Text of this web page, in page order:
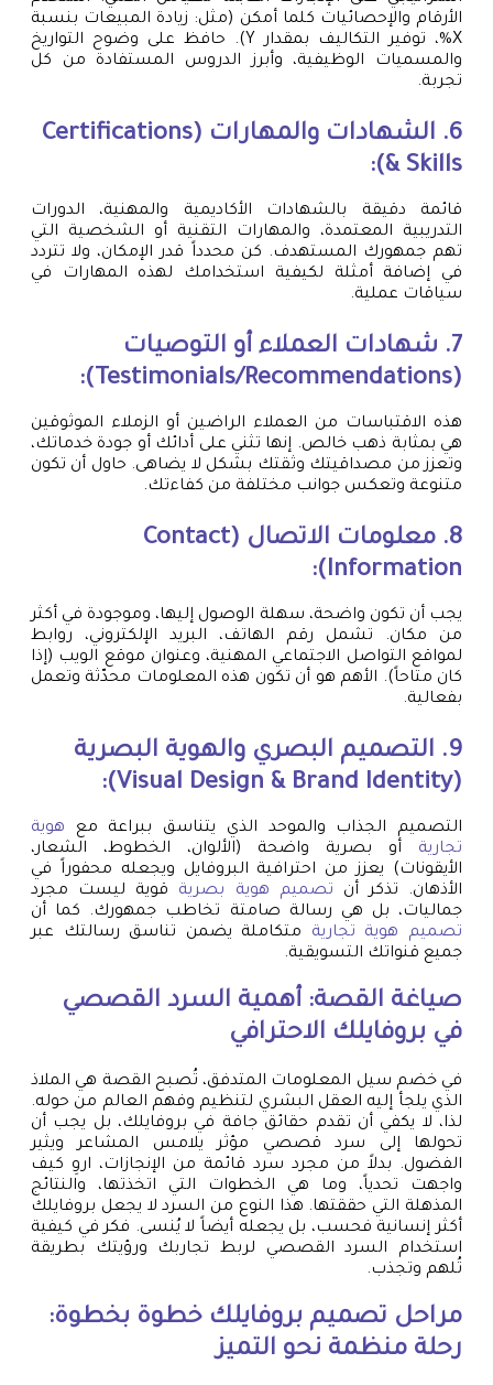
الأرقام والإحصائيات كلما أمكن (مثل: زيادة المبيعات بنسبة
X%، توفير التكاليف بمقدار Y). حافظ على وضوح التواريخ
والمسميات الوظيفية، وأبرز الدروس المستفادة من كل
تجربة.
6. الشهادات والمهارات (Certifications
& Skills):
قائمة دقيقة بالشهادات الأكاديمية والمهنية، الدورات
التدريبية المعتمدة، والمهارات التقنية أو الشخصية التي
تهم جمهورك المستهدف. كن محدداً قدر الإمكان، ولا تتردد
في إضافة أمثلة لكيفية استخدامك لهذه المهارات في
سياقات عملية.
7. شهادات العملاء أو التوصيات
(Testimonials/Recommendations):
هذه الاقتباسات من العملاء الراضين أو الزملاء الموثوقين
هي بمثابة ذهب خالص. إنها تثني على أدائك أو جودة خدماتك،
وتعزز من مصداقيتك وثقتك بشكل لا يضاهى. حاول أن تكون
متنوعة وتعكس جوانب مختلفة من كفاءتك.
8. معلومات الاتصال (Contact
Information):
يجب أن تكون واضحة، سهلة الوصول إليها، وموجودة في أكثر
من مكان. تشمل رقم الهاتف، البريد الإلكتروني، روابط
لمواقع التواصل الاجتماعي المهنية، وعنوان موقع الويب (إذا
كان متاحاً). الأهم هو أن تكون هذه المعلومات محدّثة وتعمل
بفعالية.
9. التصميم البصري والهوية البصرية
(Visual Design & Brand Identity):
التصميم الجذاب والموحد الذي يتناسق ببراعة مع هوية
تجارية أو بصرية واضحة (الألوان، الخطوط، الشعار،
الأيقونات) يعزز من احترافية البروفايل ويجعله محفوراً في
الأذهان. تذكر أن تصميم هوية بصرية قوية ليست مجرد
جماليات، بل هي رسالة صامتة تخاطب جمهورك. كما أن
تصميم هوية تجارية متكاملة يضمن تناسق رسالتك عبر
جميع قنواتك التسويقية.
صياغة القصة: أهمية السرد القصصي
في بروفايلك الاحترافي
في خضم سيل المعلومات المتدفق، تُصبح القصة هي الملاذ
الذي يلجأ إليه العقل البشري لتنظيم وفهم العالم من حوله.
لذا، لا يكفي أن تقدم حقائق جافة في بروفايلك، بل يجب أن
تحولها إلى سرد قصصي مؤثر يلامس المشاعر ويثير
الفضول. بدلاً من مجرد سرد قائمة من الإنجازات، اروِ كيف
واجهت تحدياً، وما هي الخطوات التي اتخذتها، والنتائج
المذهلة التي حققتها. هذا النوع من السرد لا يجعل بروفايلك
أكثر إنسانية فحسب، بل يجعله أيضاً لا يُنسى. فكر في كيفية
استخدام السرد القصصي لربط تجاربك ورؤيتك بطريقة
تُلهم وتجذب.
مراحل تصميم بروفايلك خطوة بخطوة:
رحلة منظمة نحو التميز